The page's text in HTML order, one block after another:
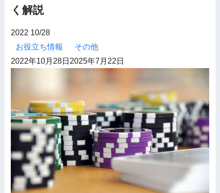
く解説
2022 10/28
お役立ち情報
その他
2022年10月28日 2025年7月22日